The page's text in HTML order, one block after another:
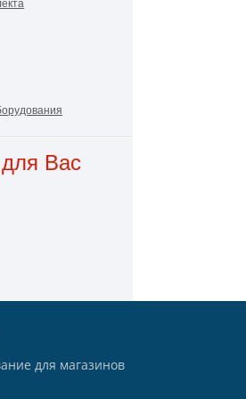
Вас
для магазинов